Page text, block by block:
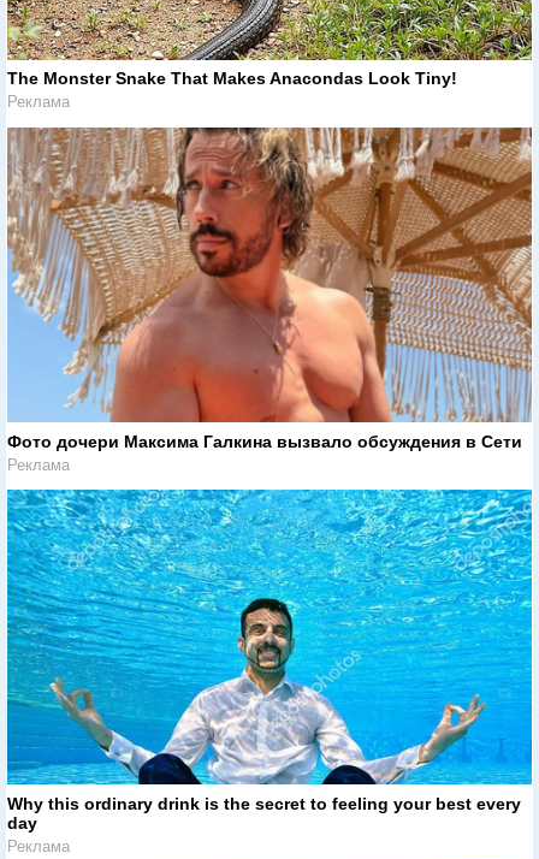
The Monster Snake That Makes Anacondas Look Tiny!
Реклама
Фото дочери Максима Галкина вызвало обсуждения в Сети
Реклама
Why this ordinary drink is the secret to feeling your best every
day
Реклама